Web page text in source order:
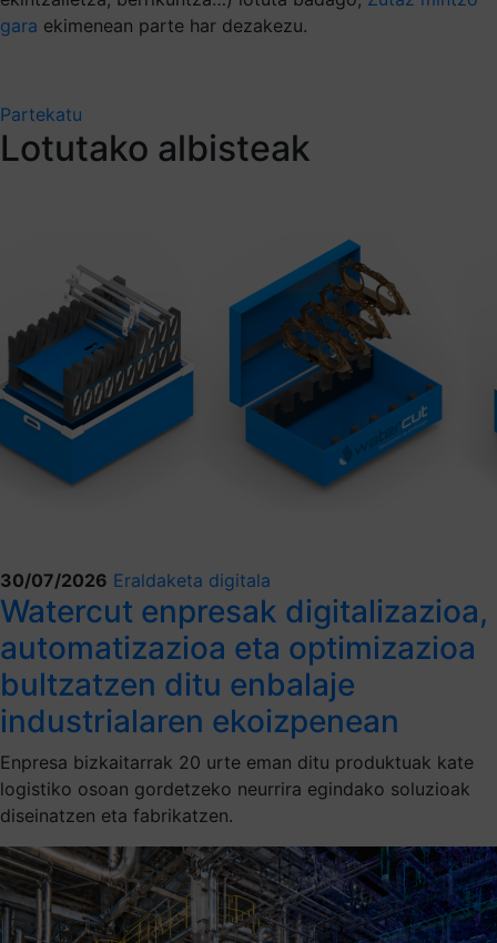
gara ekimenean parte har dezakezu.
Partekatu
Lotutako albisteak
30/07/2026 Eraldaketa digitala
Watercut enpresak digitalizazioa,
automatizazioa eta optimizazioa
bultzatzen ditu enbalaje
industrialaren ekoizpenean
Enpresa bizkaitarrak 20 urte eman ditu produktuak kate
logistiko osoan gordetzeko neurrira egindako soluzioak
diseinatzen eta fabrikatzen.